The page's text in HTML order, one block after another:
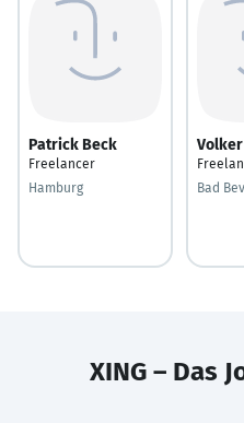
Patrick Beck
Freelancer
Hamburg
Bad
XING – Das